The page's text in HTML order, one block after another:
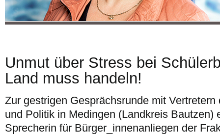
Unmut über Stress bei
Land muss handeln!
Zur gestrigen Gesprächsrunde mit
und Politik in Medingen (Landkreis Bautzen)
Sprecherin für Bürger_innenanliegen der